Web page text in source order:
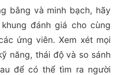
bằng và minh bạch, hãy
đánh giá cho cùng
ứng viên. Xem xét mọi
năng, thái độ và so sánh
để có thể tìm ra người